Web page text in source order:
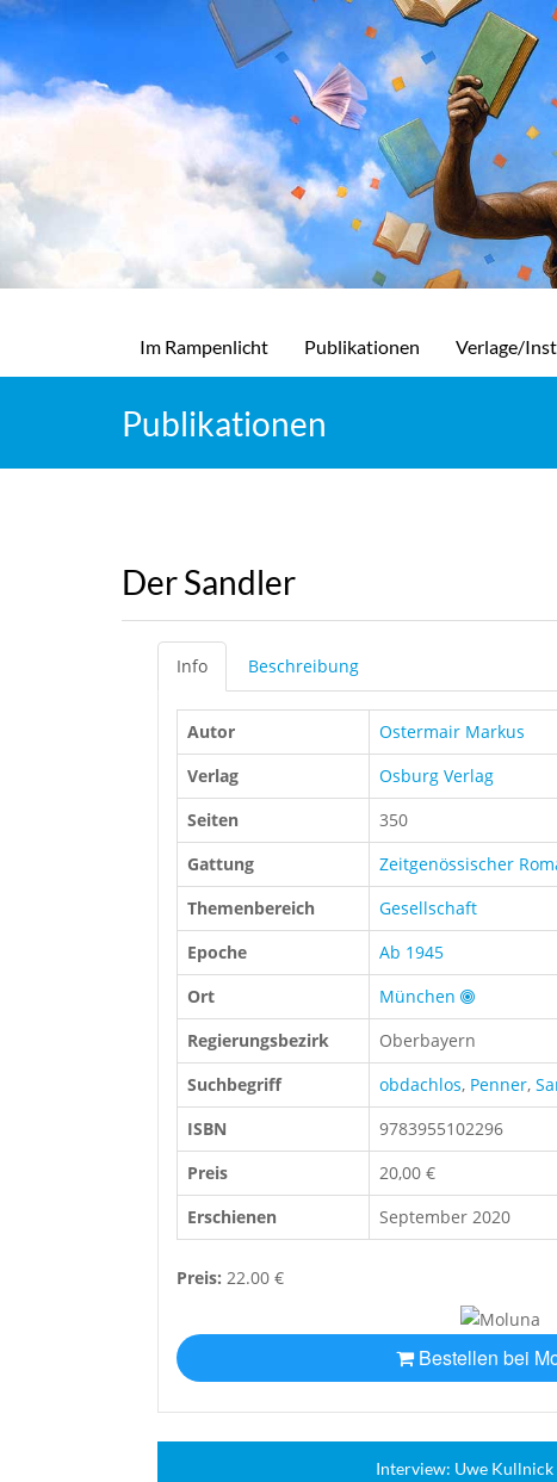
Im Rampenlicht Publikationen Verlage/
Publikationen
Der Sandler
Info Beschreibung
Autor
Ostermair Markus
Verlag
Osburg Verlag
Seiten
350
Gattung
Zeitgenössischer
Themenbereich
Gesellschaft
Epoche
Ab 1945
Ort
München
Regierungsbezirk
Oberbayern
Suchbegriff
obdachlos, Penner,
ISBN
9783955102296
Preis
20,00 €
Erschienen
September 2020
Preis: 22.00 €
Bestellen bei
Interview: Uwe Kullnick